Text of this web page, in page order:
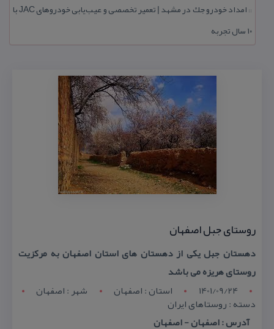
::
امداد خودرو جك در مشهد | تعمیر تخصصی و عیب‌یابی خودروهای JAC با
۱۰ سال تجربه
روستای جبل اصفهان
دهستان جبل یكی از دهستان های استان اصفهان به مركزیت
روستای هریزه می باشد
1401/09/24
استان : اصفهان شهر : اصفهان
دسته : روستاهای ایران
آدرس : اصفهان - اصفهان